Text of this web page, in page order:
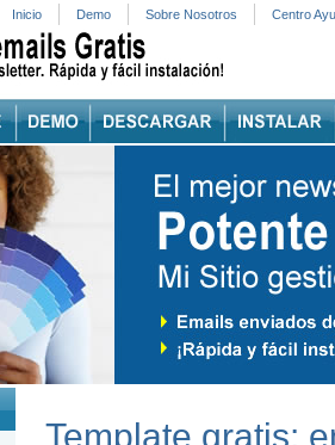
Inicio Demo Sobre Nosotros Centro
Template gratis: